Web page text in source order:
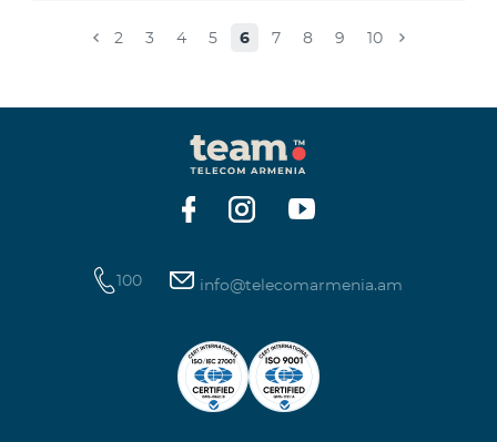
продлевается, остаток неиспользованного
100 ГБ.
2 3 4 5 6 7 8 9 10
100 info@telecomarmenia.am